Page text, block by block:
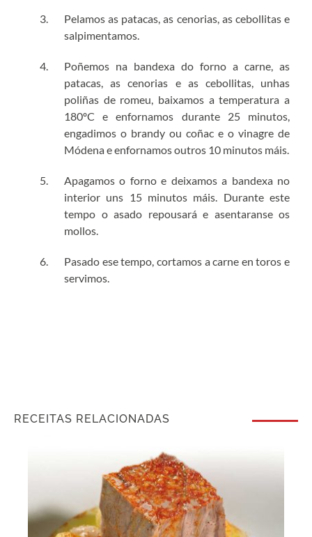
Pelamos as patacas, as cenorias, as cebollitas e
salpimentamos.
Poñemos na bandexa do forno a carne, as
patacas, as cenorias e as cebollitas, unhas
poliñas de romeu, baixamos a temperatura a
180ºC e enfornamos durante 25 minutos,
engadimos o brandy ou coñac e o vinagre de
Módena e enfornamos outros 10 minutos máis.
Apagamos o forno e deixamos a bandexa no
interior uns 15 minutos máis. Durante este
tempo o asado repousará e asentaranse os
mollos.
Pasado ese tempo, cortamos a carne en toros e
servimos.
RECEITAS RELACIONADAS